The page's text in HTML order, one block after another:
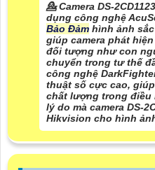
💁 Camera DS-
dụng công nghệ
Bảo Đảm hình ảnh
giúp camera phát
đối tượng như con
chuyển trong tư thế
công nghệ
thuật số cực cao,
chất lượng trong điều
lý do mà camera DS-
Hikvision cho hình